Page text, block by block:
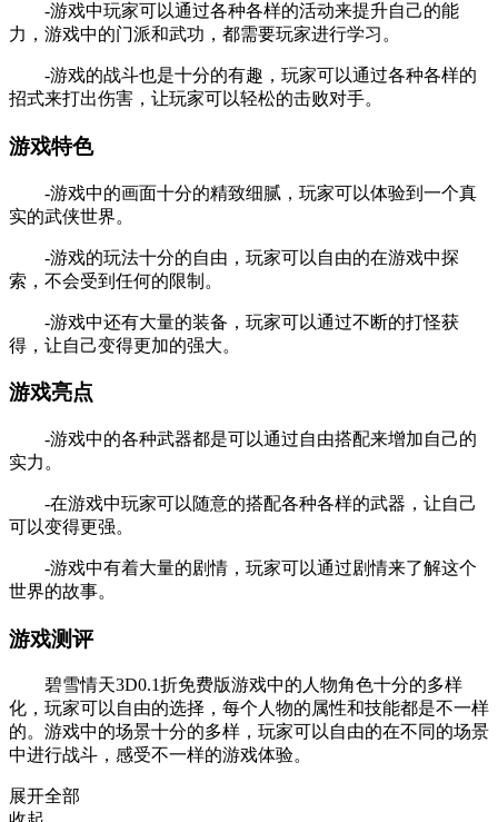
-游戏中玩家可以通过各种各样的活动来提升自己的能
力，游戏中的门派和武功，都需要玩家进行学习。
-游戏的战斗也是十分的有趣，玩家可以通过各种各样的
招式来打出伤害，让玩家可以轻松的击败对手。
游戏特色
-游戏中的画面十分的精致细腻，玩家可以体验到一个真
实的武侠世界。
-游戏的玩法十分的自由，玩家可以自由的在游戏中探
索，不会受到任何的限制。
-游戏中还有大量的装备，玩家可以通过不断的打怪获
得，让自己变得更加的强大。
游戏亮点
-游戏中的各种武器都是可以通过自由搭配来增加自己的
实力。
-在游戏中玩家可以随意的搭配各种各样的武器，让自己
可以变得更强。
-游戏中有着大量的剧情，玩家可以通过剧情来了解这个
世界的故事。
游戏测评
碧雪情天3D0.1折免费版游戏中的人物角色十分的多样
化，玩家可以自由的选择，每个人物的属性和技能都是不一样
的。游戏中的场景十分的多样，玩家可以自由的在不同的场景
中进行战斗，感受不一样的游戏体验。
展开全部